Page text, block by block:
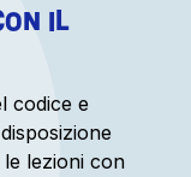
IL
codice e
lezioni con